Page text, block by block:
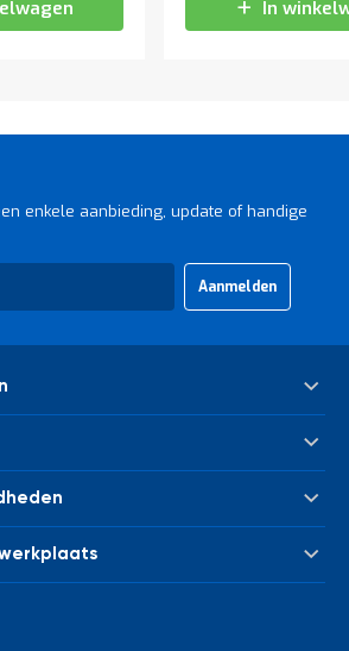
In
enkele aanbieding, update of handige
Aanmelden